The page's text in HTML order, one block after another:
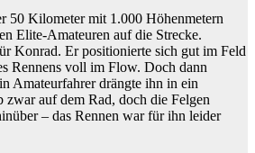
50 Kilometer mit 1.000 Höhenmetern
Elite-Amateuren auf die Strecke.
Konrad. Er positionierte sich gut im Feld
Rennens voll im Flow. Doch dann
Amateurfahrer drängte ihn in ein
auf dem Rad, doch die Felgen
– das Rennen war für ihn leider